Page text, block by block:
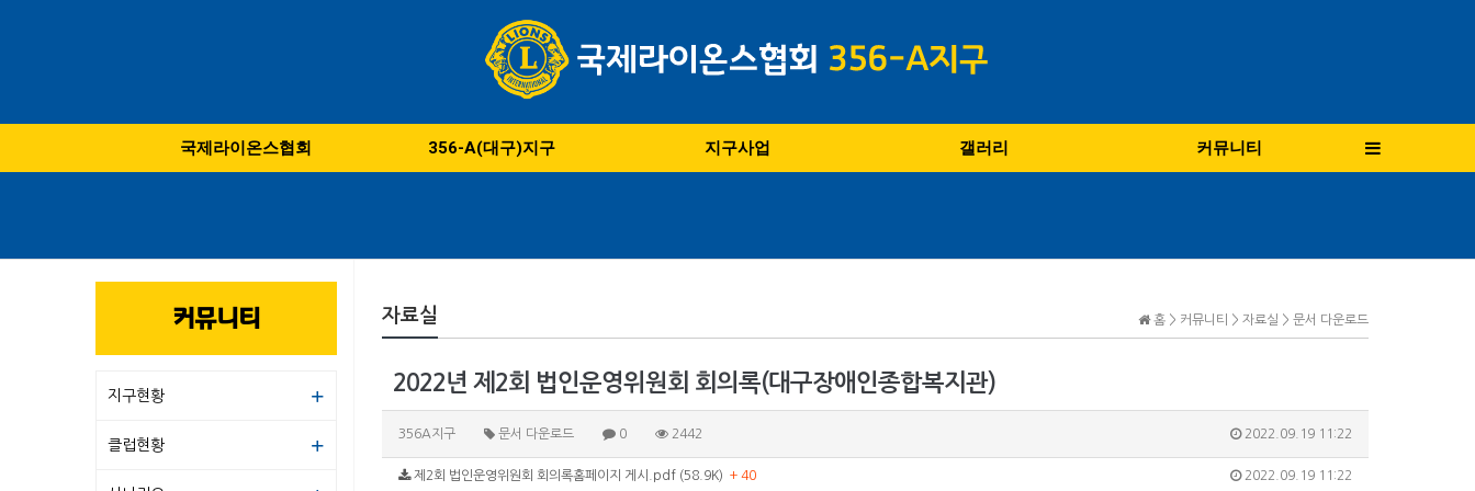
국제라이온스협회 356-A(대구)지구 지구사업 갤러리 커뮤니티
홈 > 커뮤니티 > 자료실 > 문서 다운로드
자료실
2022년 제2회 법인운영위원회 회의록(대구장애인종합복지관)
356A지구 문서 다운로드 0 2442 2022.09.19 11:22
2022.09.19 11:22
제2회 법인운영위원회 회의록홈페이지 게시.pdf (58.9K) + 40
커뮤니티
지구현황
클럽현황